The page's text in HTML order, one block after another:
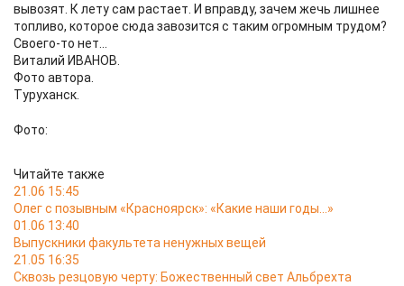
вывозят. К лету сам растает. И вправду, зачем жечь лишнее
топливо, которое сюда завозится с таким огромным трудом?
Своего-то нет...
Виталий ИВАНОВ.
Фото автора.
Туруханск.
Фото:
Читайте также
21.06 15:45
Олег с позывным «Красноярск»: «Какие наши годы…»
01.06 13:40
Выпускники факультета ненужных вещей
21.05 16:35
Сквозь резцовую черту: Божественный свет Альбрехта